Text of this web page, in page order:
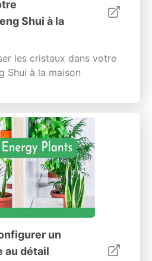
Shui à la
les cristaux dans votre
Shui à la maison
un
au détail